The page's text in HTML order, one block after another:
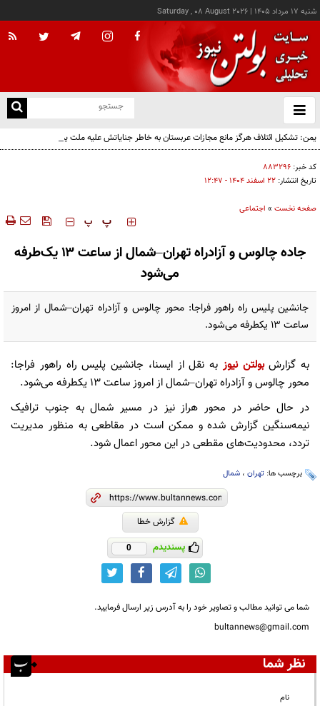
شنبه ۱۷ مرداد ۱۴۰۵ |
Saturday , 08 August 2026
باز
و
یمن: تشکیل ائتلاف هرگز مانع مجازات عربستان به خاطر جنایاتش علیه ملت یمن نخواهد شد
کد خبر: ۸۸۳۲۹۶
تاریخ انتشار: ۲۲ اسفند ۱۴۰۴ - ۱۲:۴۷
صفحه نخست » اجتماعی
‍‍‍ پ پ
جاده چالوس و آزادراه تهران–شمال از ساعت ۱۳ یک‌طرفه
می‌شود
جانشین پلیس راه راهور فراجا: محور چالوس و آزادراه تهران–شمال از امروز
ساعت ۱۳ یکطرفه می‌شود.
به گزارشبولتن نیوز به نقل از ایسنا، جانشین پلیس راه راهور فراجا:
محور چالوس و آزادراه تهران–شمال از امروز ساعت ۱۳ یکطرفه می‌شود.
در حال حاضر در محور هراز نیز در مسیر شمال به جنوب ترافیک
نیمه‌سنگین گزارش شده و ممکن است در مقاطعی به منظور مدیریت
تردد، محدودیت‌های مقطعی در این محور اعمال شود.
برچسب ها: تهران ، شمال
گزارش خطا
پسندیدم 0
شما می توانید مطالب و تصاویر خود را به آدرس زیر ارسال فرمایید.
bultannews@gmail.com
نظر شما
نام